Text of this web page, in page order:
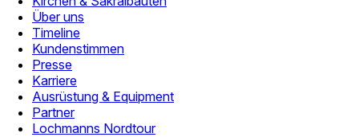
Über uns
Timeline
Kundenstimmen
Presse
Karriere
Ausrüstung & Equipment
Partner
Lochmanns Nordtour